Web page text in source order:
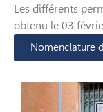
Les différents
obtenu le 03
Nomenclature